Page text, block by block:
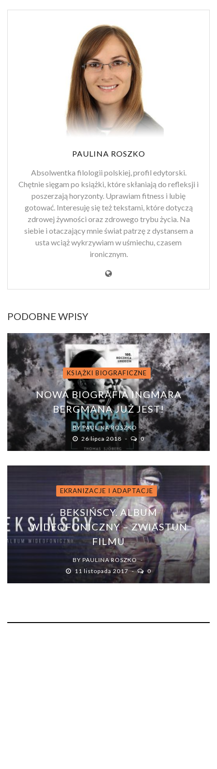
PAULINA ROSZKO
Absolwentka filologii polskiej, profil edytorski.
Chętnie sięgam po książki, które skłaniają do refleksji i
poszerzają horyzonty. Uprawiam fitness i lubię
gotować. Interesuję się też tekstami, które dotyczą
zdrowej żywności oraz zdrowego trybu życia. Na
siebie i otaczający mnie świat patrzę z dystansem a
usta wciąż wykrzywiam w uśmiechu, czasem
ironicznym.
PODOBNE WPISY
KSIĄŻKI BIOGRAFICZNE
NOWA BIOGRAFIA INGMARA
BERGMANA JUŻ JEST!
BYPAULINA ROSZKO
26 lipca 2018
0
EKRANIZACJE I ADAPTACJE
BEKSIŃSCY. ALBUM
WIDEOFONICZNY – ZWIASTUN
FILMU
BYPAULINA ROSZKO
11 listopada 2017
0